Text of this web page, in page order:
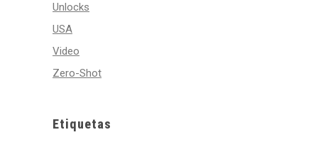
Unlocks
USA
Video
Zero-Shot
Etiquetas